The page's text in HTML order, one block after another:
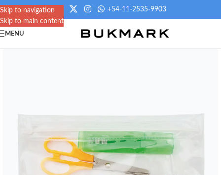
Skip to navigation
Skip to main content
+54-11-2535-9903
MENU